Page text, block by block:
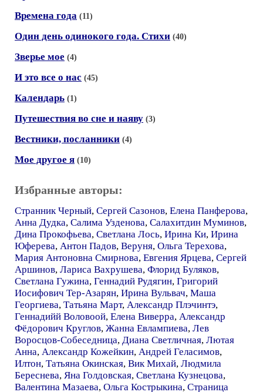
Времена года (11)
Один день одинокого года. Стихи (40)
Зверье мое (4)
И это все о нас (45)
Календарь (1)
Путешествия во сне и наяву (3)
Вестники, посланники (4)
Мое другое я (10)
Избранные авторы:
Странник Черный, Сергей Сазонов, Елена Панферова,
Анна Дудка, Салима Узденова, Салахитдин Муминов,
Дина Прокофьева, Светлана Лось, Ирина Ки, Ирина
Юферева, Антон Падов, Веруня, Ольга Терехова,
Мария Антоновна Смирнова, Евгения Ярцева, Сергей
Аршинов, Лариса Вахрушева, Флорид Буляков,
Светлана Гужина, Геннадий Рудягин, Григорий
Иосифович Тер-Азарян, Ирина Вульвач, Маша
Георгиева, Татьяна Март, Александр Плэчинтэ,
Геннадийй Воловоой, Елена Виверра, Александр
Фёдорович Круглов, Жанна Евлампиева, Лев
Воросцов-Собеседница, Диана Светличная, Лютая
Анна, Александр Кожейкин, Андрей Геласимов,
Илтон, Татьяна Окинская, Вик Михай, Людмила
Береснева, Яна Голдовская, Светлана Кузнецова,
Валентина Мазаева, Ольга Кострыкина, Страница